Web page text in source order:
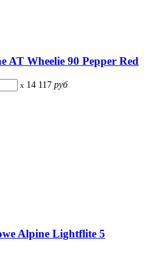
AT Wheelie 90 Pepper Red
x 14 117 руб
Alpine Lightflite 5